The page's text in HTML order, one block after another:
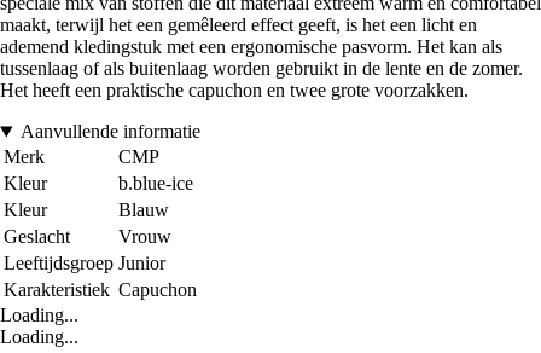
maakt, terwijl het een gemêleerd effect geeft, is het een licht en
ademend kledingstuk met een ergonomische pasvorm. Het kan als
tussenlaag of als buitenlaag worden gebruikt in de lente en de zomer.
Het heeft een praktische capuchon en twee grote voorzakken.
Aanvullende informatie
Merk
CMP
Kleur
b.blue-ice
Kleur
Blauw
Geslacht
Vrouw
Leeftijdsgroep Junior
Karakteristiek Capuchon
Loading...
Loading...